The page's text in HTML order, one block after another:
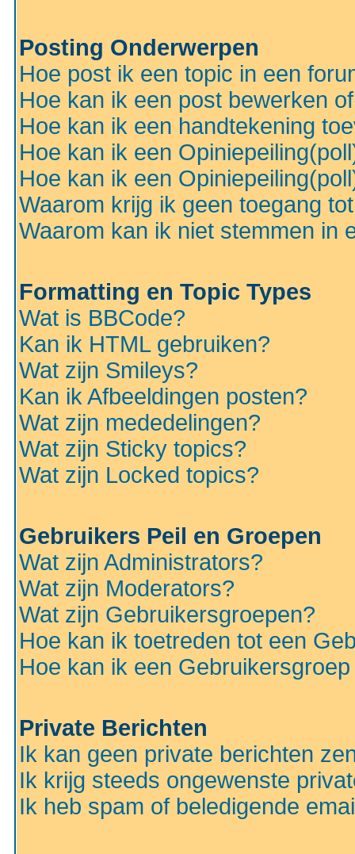
Posting Onderwerpen
Hoe post ik een topic in een
Hoe kan ik een post bewerken
Hoe kan ik een handtekening
Hoe kan ik een
Hoe kan ik een
Waarom krijg ik geen toegang
Waarom kan ik niet stemmen in
Formatting en Topic Types
Wat is BBCode?
Kan ik HTML gebruiken?
Wat zijn Smileys?
Kan ik Afbeeldingen posten?
Wat zijn mededelingen?
Wat zijn Sticky topics?
Wat zijn Locked topics?
Gebruikers Peil en Groepen
Wat zijn Administrators?
Wat zijn Moderators?
Wat zijn Gebruikersgroepen?
Hoe kan ik toetreden tot een
Hoe kan ik een
Private Berichten
Ik kan geen private berichten
Ik krijg steeds ongewenste
Ik heb spam of beledigende